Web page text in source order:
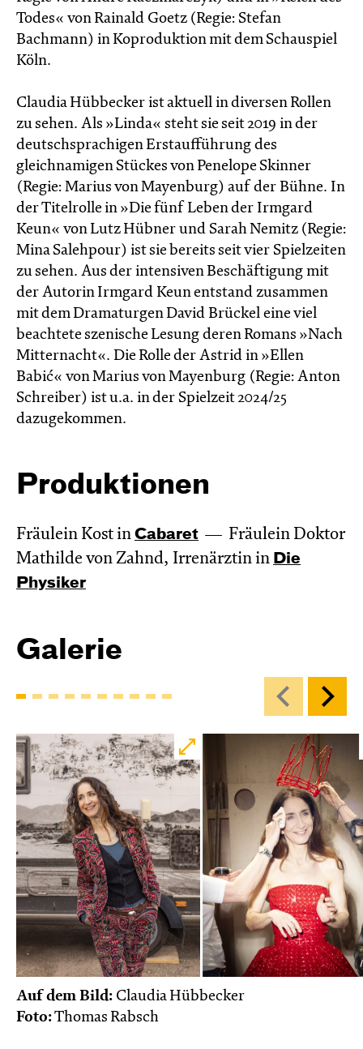
Todes« von Rainald Goetz (Regie: Stefan
Bachmann) in Koproduktion mit dem Schauspiel
Köln.
Claudia Hübbecker ist aktuell in diversen Rollen
zu sehen. Als »Linda« steht sie seit 2019 in der
deutschsprachigen Erstaufführung des
gleichnamigen Stückes von Penelope Skinner
(Regie: Marius von Mayenburg) auf der Bühne. In
der Titelrolle in »Die fünf Leben der Irmgard
Keun« von Lutz Hübner und Sarah Nemitz (Regie:
Mina Salehpour) ist sie bereits seit vier Spielzeiten
zu sehen. Aus der intensiven Beschäftigung mit
der Autorin Irmgard Keun entstand zusammen
mit dem Dramaturgen David Brückel eine viel
beachtete szenische Lesung deren Romans »Nach
Mitternacht«. Die Rolle der Astrid in »Ellen
Babić« von Marius von Mayenburg (Regie: Anton
Schreiber) ist u.a. in der Spielzeit 2024/25
dazugekommen.
Produktionen
Fräulein Kost in Cabaret
Fräulein Doktor
Mathilde von Zahnd, Irrenärztin in Die
Physiker
Galerie
Auf dem Bild: Claudia Hübbecker
Foto:Thomas Rabsch